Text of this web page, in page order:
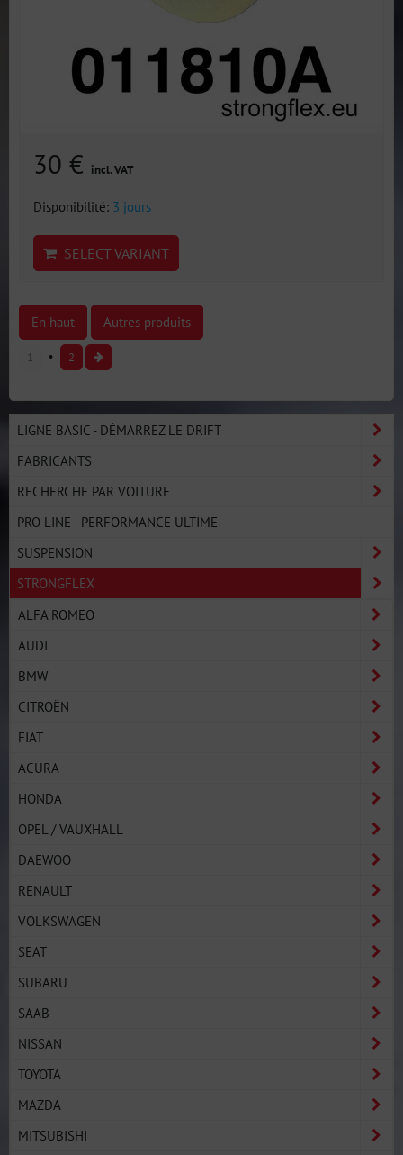
30 € incl. VAT
Disponibilité: 3 jours
SELECT VARIANT
En haut Autres produits
1 2
LIGNE BASIC - DÉMARREZ LE DRIFT
FABRICANTS
RECHERCHE PAR VOITURE
PRO LINE - PERFORMANCE ULTIME
SUSPENSION
STRONGFLEX
ALFA ROMEO
AUDI
BMW
CITROËN
FIAT
ACURA
HONDA
OPEL / VAUXHALL
DAEWOO
RENAULT
VOLKSWAGEN
SEAT
SUBARU
SAAB
NISSAN
TOYOTA
MAZDA
MITSUBISHI